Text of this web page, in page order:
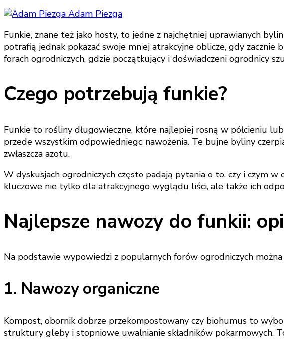
Adam Piezga
Funkie, znane też jako hosty, to jedne z najchętniej uprawianych
potrafią jednak pokazać swoje mniej atrakcyjne oblicze, gdy zacznie
forach ogrodniczych, gdzie początkujący i doświadczeni ogrodnicy
Czego potrzebują funkie?
Funkie to rośliny długowieczne, które najlepiej rosną w półcieniu
przede wszystkim odpowiedniego nawożenia. Te bujne byliny
zwłaszcza azotu.
W dyskusjach ogrodniczych często padają pytania o to, czy i czym
kluczowe nie tylko dla atrakcyjnego wyglądu liści, ale także ich
Najlepsze nawozy do funkii:
Na podstawie wypowiedzi z popularnych forów ogrodniczych
1. Nawozy organiczne
Kompost, obornik dobrze przekompostowany czy biohumus to
struktury gleby i stopniowe uwalnianie składników pokarmowych.